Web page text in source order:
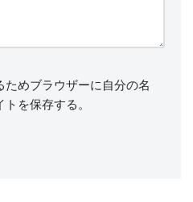
めブラウザーに自分の名
を保存する。